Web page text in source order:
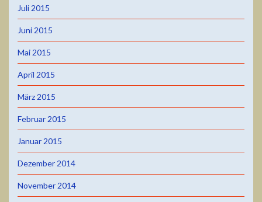
Juli 2015
Juni 2015
Mai 2015
April 2015
März 2015
Februar 2015
Januar 2015
Dezember 2014
November 2014